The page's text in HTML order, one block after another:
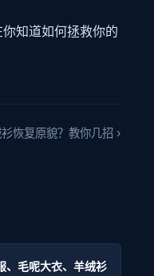
知道如何拯救你的
恢复原貌？教你几招 ›
、毛呢大衣、羊绒衫